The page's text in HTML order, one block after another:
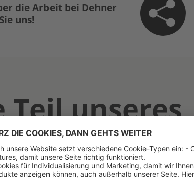
die Arbeit bei Dehner
uns!
Teil unseres